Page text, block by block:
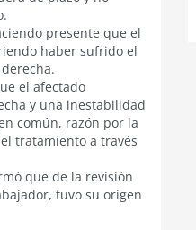
presente que el
haber sufrido el
el afectado
y una inestabilidad
común, razón por la
tratamiento a través
que de la revisión
tuvo su origen